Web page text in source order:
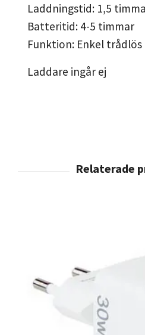
Laddningstid: 1,5
Batteritid: 4-5 timmar
Funktion: Enkel
Laddare ingår ej